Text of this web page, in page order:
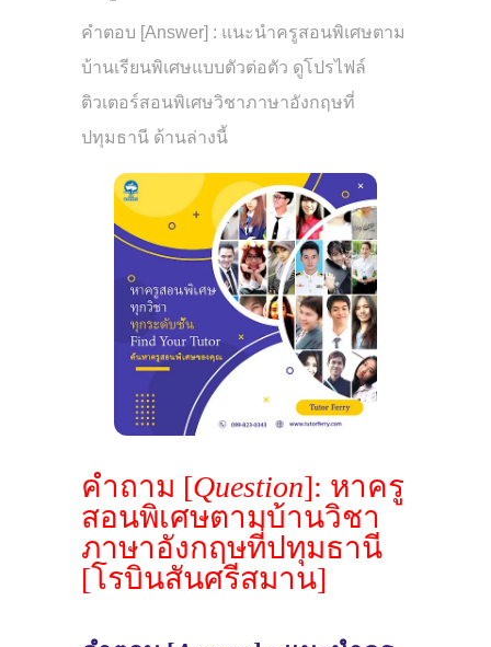
คำตอบ [Answer] : แนะนำครูสอนพิเศษตาม
บ้านเรียนพิเศษแบบตัวต่อตัว ดูโปรไฟล์
ติวเตอร์สอนพิเศษวิชาภาษาอังกฤษที่
ปทุมธานี ด้านล่างนี้
คำถาม [Question]: หาครู
สอนพิเศษตามบ้านวิชา
ภาษาอังกฤษที่ปทุมธานี
[โรบินสันศรีสมาน]